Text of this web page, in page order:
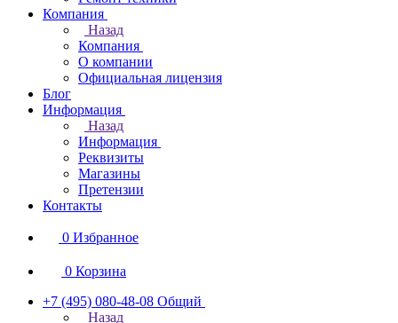
Компания
Назад
Компания
О компании
Официальная лицензия
Блог
Информация
Назад
Информация
Реквизиты
Магазины
Претензии
Контакты
0 Избранное
0 Корзина
+7 (495) 080-48-08 Общий
Назад